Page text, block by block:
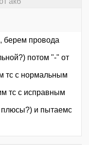
берем провода
потом "-" от
тс с нормальным
тс с исправным
и пытаемс